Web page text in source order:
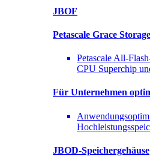
JBOF
Petascale Grace Storage
Petascale All-
CPU Superchip
Für Unternehmen
JBOD-Speichergehäuse